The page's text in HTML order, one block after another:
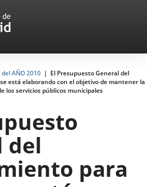
AÑO 2010
El Presupuesto General del
está elaborando con el objetivo de mantener la
los servicios públicos municipales
del
para